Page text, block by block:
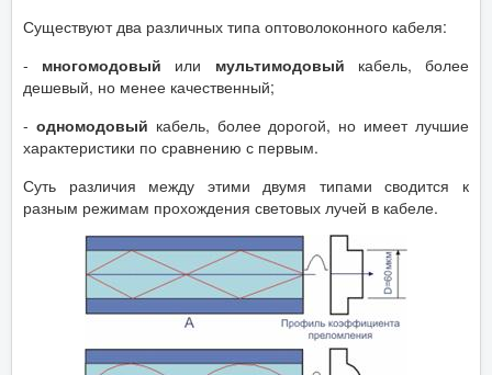
Существуют два различных типа оптоволоконного кабеля:
- многомодовый или мультимодовый кабель, более
дешевый, но менее качественный;
- одномодовый кабель, более дорогой, но имеет лучшие
характеристики по сравнению с первым.
Суть различия между этими двумя типами сводится к
разным режимам прохождения световых лучей в кабеле.